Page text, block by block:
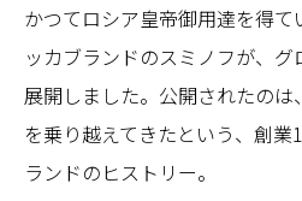
かつてロシア皇帝御用達を得
ッカブランドのスミノフが、
展開しました。公開されたの
を乗り越えてきたという、創
ランドのヒストリー。